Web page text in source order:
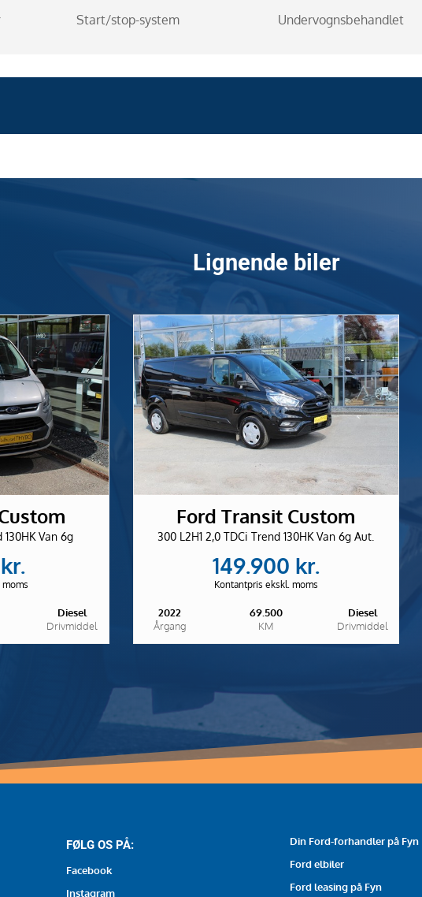
Start/stop-system Undervognsbehandlet
Lignende biler
130HK Van 6g
Diesel
Drivmiddel
Ford Transit Custom
300 L2H1 2,0 TDCi Trend 130HK Van 6g Aut.
149.900 kr.
Kontantpris ekskl. moms
2022
Årgang
69.500
KM
Diesel
Drivmiddel
FØLG OS PÅ:
Facebook
Instagram
Din Ford-forhandler på Fyn
Ford elbiler
Ford leasing på Fyn